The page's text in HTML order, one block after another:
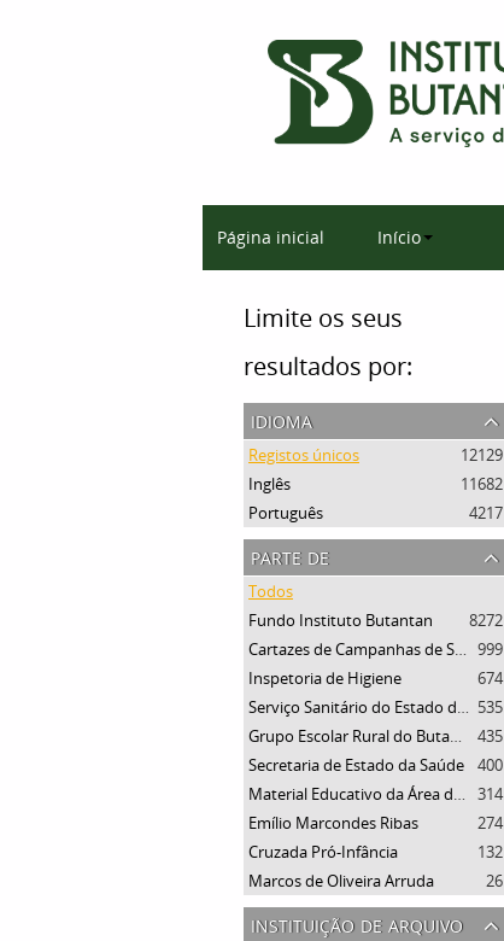
Página inicial Início
Limite os seus
resultados por:
idioma
Registos únicos
12129
Inglês
11682
Português
4217
parte de
Todos
Fundo Instituto Butantan
8272
Cartazes de Campanhas de Saúde 999
Inspetoria de Higiene
674
Serviço Sanitário do Estado de São Paulo 535
Grupo Escolar Rural do Butantan
435
Secretaria de Estado da Saúde
400
Material Educativo da Área da Saúde
314
Emílio Marcondes Ribas
274
Cruzada Pró-Infância
132
Marcos de Oliveira Arruda
26
instituição de arquivo